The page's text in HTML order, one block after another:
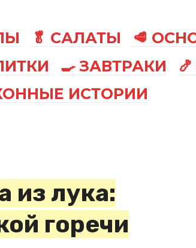
🥬 САЛАТЫ 🥩
🍳 ЗАВТРАКИ
ИСТОРИИ
из лука:
горечи